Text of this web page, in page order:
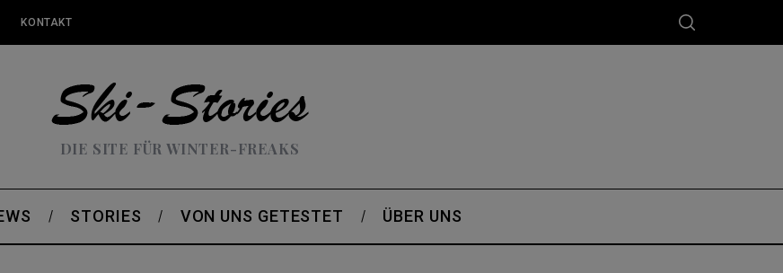
KONTAKT
DIE SITE FÜR WINTER-FREAKS
STORIES VON UNS GETESTET ÜBER UNS